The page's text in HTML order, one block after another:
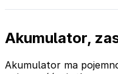
Akumulator,
Akumulator ma